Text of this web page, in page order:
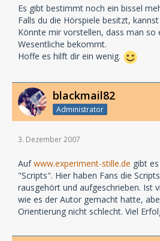
Es gibt bestimmt noch ein bissel
Falls du die Hörspiele besitzt,
Könnte mir vorstellen, dass man so
Wesentliche bekommt.
Hoffe es hilft dir ein wenig.
blackmail82
Administrator
3. Dezember 2007
Aufwww.experiment-stille.de gibt
"Scripts". Hier haben Fans die
rausgehört und aufgeschrieben. Ist
wie es der Autor gemacht hatte,
Orientierung nicht schlecht. Viel